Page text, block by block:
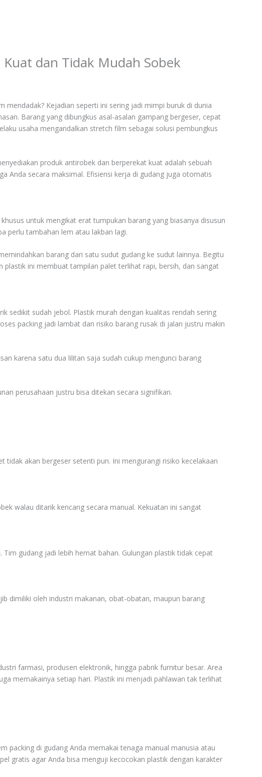
dan Tidak Mudah Sobek
Kejadian seperti ini sering jadi mimpi buruk di dunia
Barang yang dibungkus asal-asalan gampang bergeser, cepat
usaha mengandalkan stretch film sebagai solusi pembungkus
produk antirobek dan berperekat kuat adalah sebuah
Anda secara maksimal. Efisiensi kerja di gudang juga otomatis
untuk mengikat erat tumpukan barang yang biasanya disusun
perlu tambahan lem atau lakban lagi.
barang dari satu sudut gudang ke sudut lainnya. Begitu
plastik ini membuat tampilan palet terlihat rapi, bersih, dan sangat
sedikit sudah jebol. Plastik murah dengan kualitas rendah sering
packing jadi lambat dan risiko barang rusak di jalan justru makin
karena satu dua lilitan saja sudah cukup mengunci barang
perusahaan justru bisa ditekan secara signifikan.
akan bergeser setenti pun. Ini mengurangi risiko kecelakaan
walau ditarik kencang secara manual. Kekuatan ini sangat
gudang jadi lebih hemat bahan. Gulungan plastik tidak cepat
dimiliki oleh industri makanan, obat-obatan, maupun barang
farmasi, produsen elektronik, hingga pabrik furnitur besar. Area
memakainya setiap hari. Plastik ini menjadi pahlawan tak terlihat
packing di gudang Anda memakai tenaga manual manusia atau
gratis agar Anda bisa menguji kecocokan plastik dengan karakter